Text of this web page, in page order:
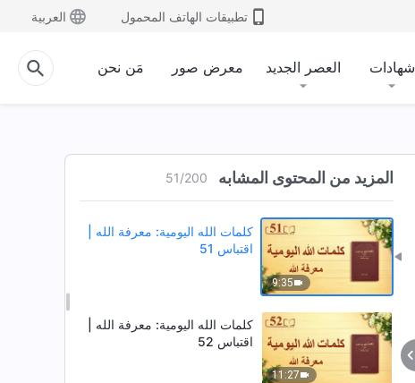
تطبيقات الهاتف المحمول العربية
شهادات العصر الجديد معرض صور مَن نحن
المزيد من المحتوى المشابه 51/200
12:24
اقتباس 50
9:35
كلمات الله اليومية: معرفة الله |
اقتباس 51
11:27
كلمات الله اليومية: معرفة الله |
اقتباس 52